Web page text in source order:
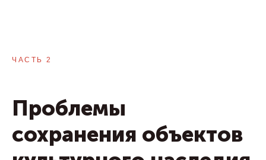
ЧАСТЬ 2
Проблемы
сохранения объектов